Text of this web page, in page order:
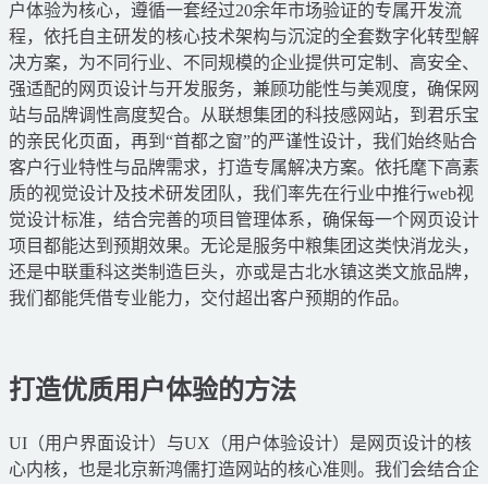
户体验为核心，遵循一套经过20余年市场验证的专属开发流
程，依托自主研发的核心技术架构与沉淀的全套数字化转型解
决方案，为不同行业、不同规模的企业提供可定制、高安全、
强适配的网页设计与开发服务，兼顾功能性与美观度，确保网
站与品牌调性高度契合。从联想集团的科技感网站，到君乐宝
的亲民化页面，再到“首都之窗”的严谨性设计，我们始终贴合
客户行业特性与品牌需求，打造专属解决方案。依托麾下高素
质的视觉设计及技术研发团队，我们率先在行业中推行web视
觉设计标准，结合完善的项目管理体系，确保每一个网页设计
项目都能达到预期效果。无论是服务中粮集团这类快消龙头，
还是中联重科这类制造巨头，亦或是古北水镇这类文旅品牌，
我们都能凭借专业能力，交付超出客户预期的作品。
打造优质用户体验的方法
UI（用户界面设计）与UX（用户体验设计）是网页设计的核
心内核，也是北京新鸿儒打造网站的核心准则。我们会结合企